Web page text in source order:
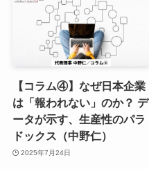
【コラム④】なぜ日本企業
は「報われない」のか？ デ
ータが示す、生産性のパラ
ドックス（中野仁）
2025年7月24日